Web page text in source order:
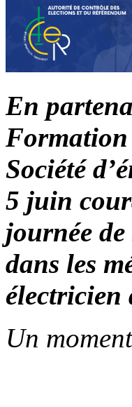
En
Formation
Société
5 juin
journée
dans les
électricien
Un